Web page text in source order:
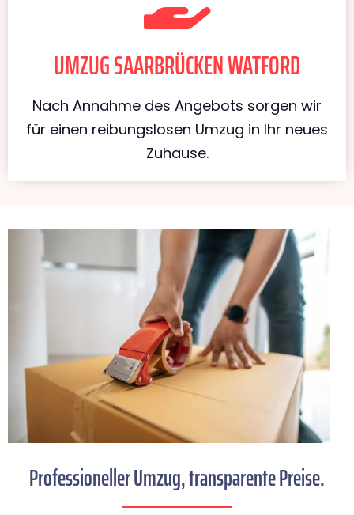
UMZUG SAARBRÜCKEN WATFORD
Nach Annahme des Angebots sorgen wir
für einen reibungslosen Umzug in Ihr neues
Zuhause.
Professioneller Umzug, transparente Preise.